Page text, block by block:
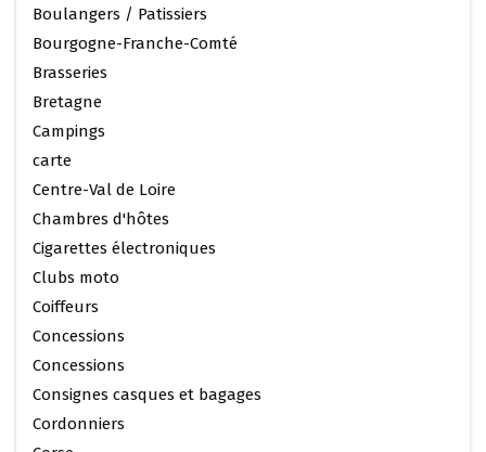
Boulangers / Patissiers
Bourgogne-Franche-Comté
Brasseries
Bretagne
Campings
carte
Centre-Val de Loire
Chambres d'hôtes
Cigarettes électroniques
Clubs moto
Coiffeurs
Concessions
Concessions
Consignes casques et bagages
Cordonniers